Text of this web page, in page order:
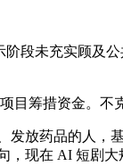
未充实顾及
筹措资金。不
药品的人，
现在 AI 短剧